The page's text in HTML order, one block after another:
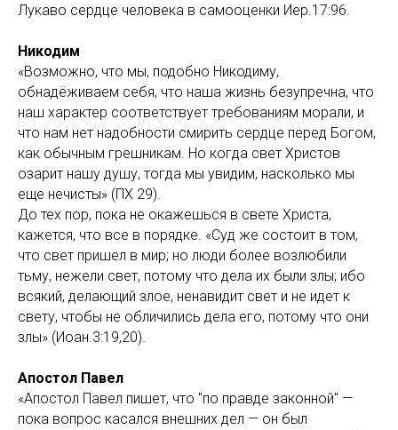
Лукаво сердце человека в самооценки Иер.17:96.
Никодим
«Возможно, что мы, подобно Никодиму,
обнадёживаем себя, что наша жизнь безупречна, что
наш характер соответствует требованиям морали, и
что нам нет надобности смирить сердце перед Богом,
как обычным грешникам. Но когда свет Христов
озарит нашу душу, тогда мы увидим, насколько мы
еще нечисты» (ПХ 29).
До тех пор, пока не окажешься в свете Христа,
кажется, что все в порядке. «Суд же состоит в том,
что свет пришел в мир; но люди более возлюбили
тьму, нежели свет, потому что дела их были злы; ибо
всякий, делающий злое, ненавидит свет и не идет к
свету, чтобы не обличились дела его, потому что они
злы» (Иоан.3:19,20).
Апостол Павел
«Апостол Павел пишет, что "по правде законной" —
пока вопрос касался внешних дел — он был